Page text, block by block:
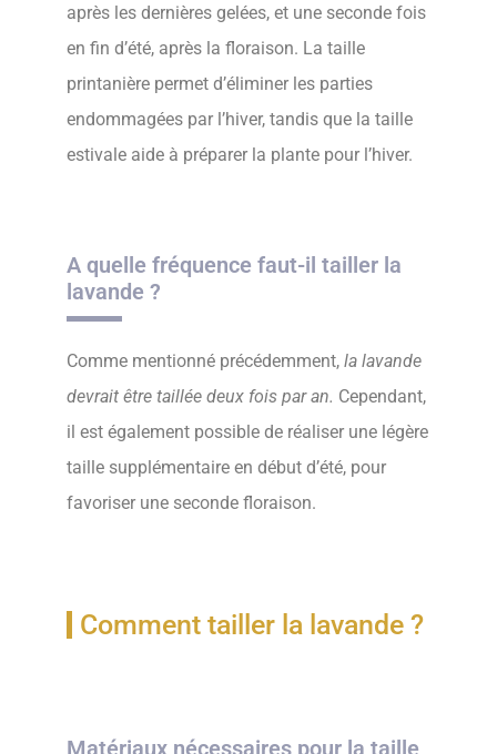
après les dernières gelées, et une seconde fois
en fin d’été, après la floraison. La taille
printanière permet d’éliminer les parties
endommagées par l’hiver, tandis que la taille
estivale aide à préparer la plante pour l’hiver.
A quelle fréquence faut-il tailler la
lavande ?
Comme mentionné précédemment, la lavande
devrait être taillée deux fois par an. Cependant,
il est également possible de réaliser une légère
taille supplémentaire en début d’été, pour
favoriser une seconde floraison.
Comment tailler la lavande ?
Matériaux nécessaires pour la taille